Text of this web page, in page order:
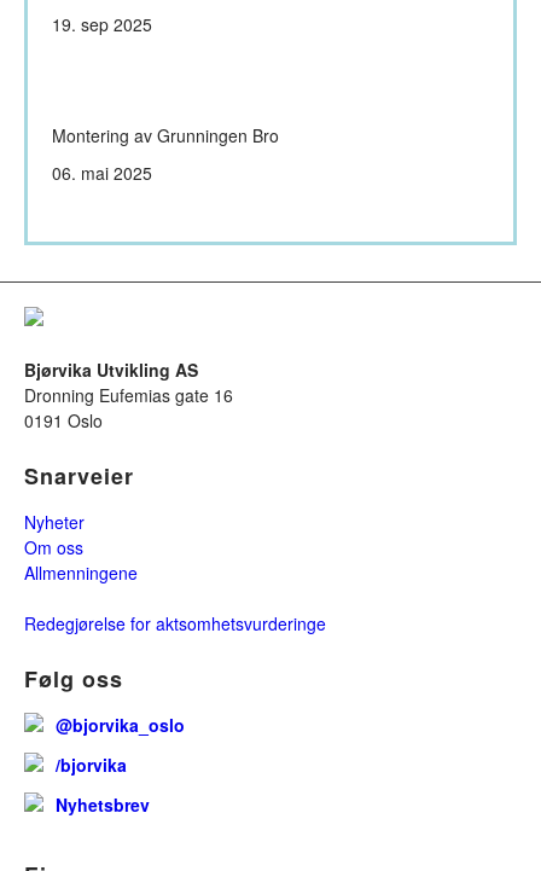
19. sep 2025
Montering av Grunningen Bro
06. mai 2025
Bjørvika Utvikling AS
Dronning Eufemias gate 16
0191 Oslo
Snarveier
Nyheter
Om oss
Allmenningene
Redegjørelse for aktsomhetsvurderinge
Følg oss
@bjorvika_oslo
/bjorvika
Nyhetsbrev